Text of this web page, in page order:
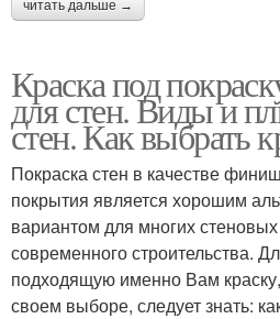
читать дальше →
Краска под
для стен. Виды и
стен. Как выбрать
Покраска стен в качестве
покрытия является хорошим
вариантом для многих
современного строительства.
подходящую именно Вам
своем выборе, следует знать: